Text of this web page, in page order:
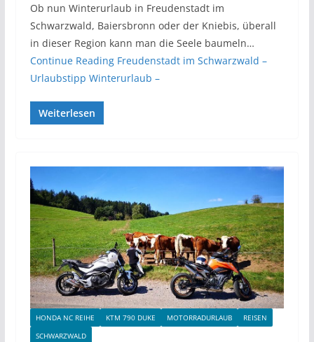
Ob nun Winterurlaub in Freudenstadt im
Schwarzwald, Baiersbronn oder der Kniebis, überall
in dieser Region kann man die Seele baumeln…
Continue ReadingFreudenstadt im Schwarzwald –
Urlaubstipp Winterurlaub –
Weiterlesen
HONDA NC REIHE KTM 790 DUKE MOTORRADURLAUB
REISEN
SCHWARZWALD